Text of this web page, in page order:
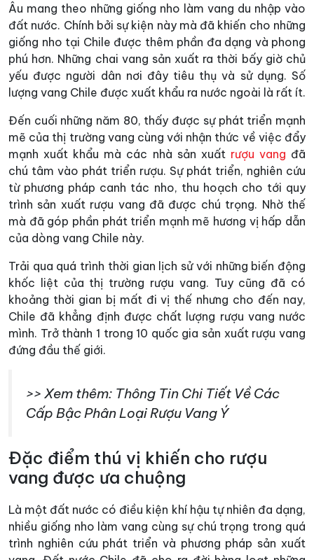
Âu mang theo những giống nho làm vang du nhập vào
đất nước. Chính bởi sự kiện này mà đã khiến cho những
giống nho tại Chile được thêm phần đa dạng và phong
phú hơn. Những chai vang sản xuất ra thời bấy giờ chủ
yếu được người dân nơi đây tiêu thụ và sử dụng. Số
lượng vang Chile được xuất khẩu ra nước ngoài là rất ít.
Đến cuối những năm 80, thấy được sự phát triển mạnh
mẽ của thị trường vang cùng với nhận thức về việc đẩy
mạnh xuất khẩu mà các nhà sản xuất rượu vang đã
chú tâm vào phát triển rượu. Sự phát triển, nghiên cứu
từ phương pháp canh tác nho, thu hoạch cho tới quy
trình sản xuất rượu vang đã được chú trọng. Nhờ thế
mà đã góp phần phát triển mạnh mẽ hương vị hấp dẫn
của dòng vang Chile này.
Trải qua quá trình thời gian lịch sử với những biến động
khốc liệt của thị trường rượu vang. Tuy cũng đã có
khoảng thời gian bị mất đi vị thế nhưng cho đến nay,
Chile đã khẳng định được chất lượng rượu vang nước
mình. Trở thành 1 trong 10 quốc gia sản xuất rượu vang
đứng đầu thế giới.
>> Xem thêm: Thông Tin Chi Tiết Về Các
Cấp Bậc Phân Loại Rượu Vang Ý
Đặc điểm thú vị khiến cho rượu
vang được ưa chuộng
Là một đất nước có điều kiện khí hậu tự nhiên đa dạng,
nhiều giống nho làm vang cùng sự chú trọng trong quá
trình nghiên cứu phát triển và phương pháp sản xuất